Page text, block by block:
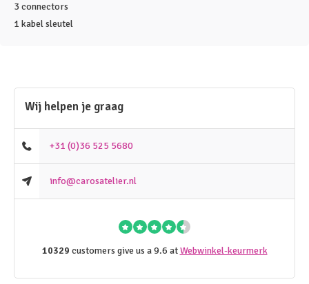
3 connectors
1 kabel sleutel
Wij helpen je graag
+31 (0)36 525 5680
info@carosatelier.nl
10329 customers give us a 9.6 atWebwinkel-keurmerk